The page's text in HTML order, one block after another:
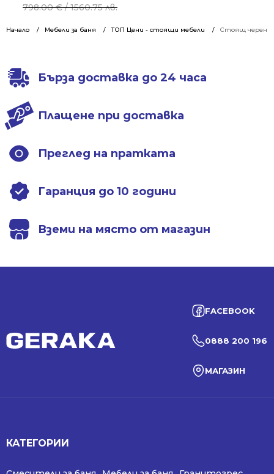
Начало Мебели за баня ТОП Цени - стоящи мебели Стоящ черен
798.00€/ 1560.75 лв.
price
798.00 €
price
432.99 €
Бърза доставка до 24 часа
Плащене при доставка
Преглед на пратката
Гаранция до 10 години
Вземи на място от магазин
FACEBOOK
0888 200 196
МАГАЗИН
КАТЕГОРИИ